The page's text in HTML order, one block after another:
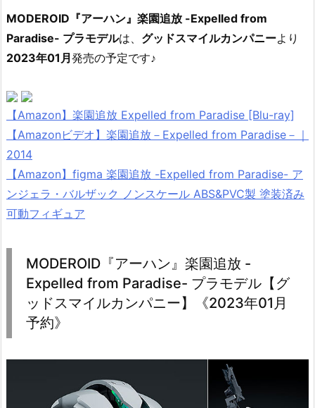
MODEROID『アーハン』楽園追放 -Expelled from
Paradise- プラモデルは、 グッドスマイルカンパニーより
2023年01月発売の予定です♪
【Amazon】楽園追放 Expelled from Paradise [Blu-ray]
【Amazonビデオ】楽園追放－Expelled from Paradise－｜
2014
【Amazon】figma 楽園追放 -Expelled from Paradise- ア
ンジェラ・バルザック ノンスケール ABS&PVC製 塗装済み
可動フィギュア
MODEROID『アーハン』楽園追放 -
Expelled from Paradise- プラモデル【グ
ッドスマイルカンパニー】《2023年01月
予約》